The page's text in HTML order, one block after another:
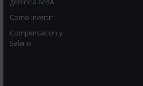
Como invertir
Compensacion y
Salario